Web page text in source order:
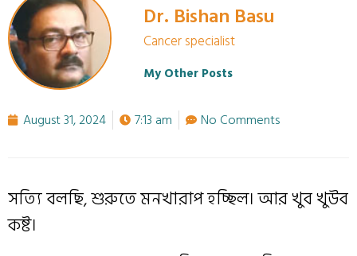
Dr. Bishan Basu
Cancer specialist
My Other Posts
August 31, 2024 7:13 am No Comments
সত্যি বলছি, শুরুতে মনখারাপ হচ্ছিল। আর খুব খুউব
কষ্ট।